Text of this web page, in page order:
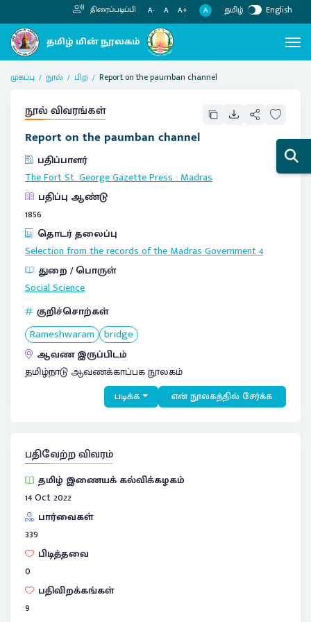
திரைப்படிப்பி A- A A+ A தமிழ் English
முகப்பு நூல் பிற Report on the paumban channel
நூல் விவரங்கள்
Report on the paumban channel
பதிப்பாளர்
The Fort St. George Gazette Press:Madras
பதிப்பு ஆண்டு
1856
தொடர் தலைப்பு
Selection from the records of the Madras Government4
துறை / பொருள்
Social Science
குறிச்சொற்கள்
Rameshwaram bridge
ஆவண இருப்பிடம்
தமிழ்நாடு ஆவணக்காப்பக நூலகம்
படிக்க என் நூலகத்தில் சேர்க்க
பதிவேற்ற விவரம்
தமிழ் இணையக் கல்விக்கழகம்
14 Oct 2022
பார்வைகள்
339
பிடித்தவை
0
பதிவிறக்கங்கள்
9